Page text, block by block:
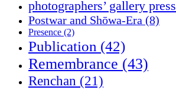
photographers’ gallery press
Postwar and Shōwa-Era (8)
Presence (2)
Publication (42)
Remembrance (43)
Renchan (21)